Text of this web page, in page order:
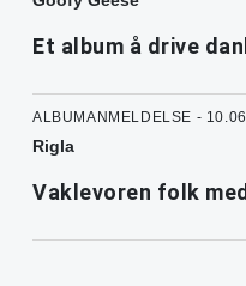
Et album å drive
ALBUMANMELDELSE -
Rigla
Vaklevoren folk